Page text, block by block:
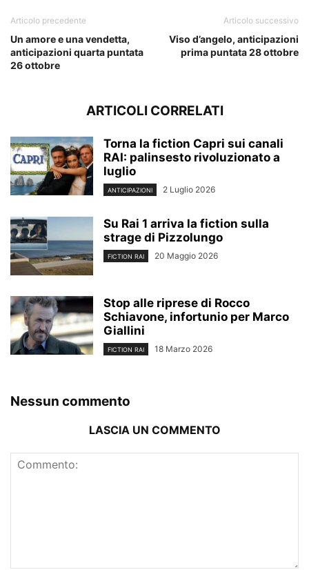
Articolo precedente
Un amore e una vendetta,
anticipazioni quarta puntata
26 ottobre
Articolo successivo
Viso d’angelo, anticipazioni
prima puntata 28 ottobre
ARTICOLI CORRELATI
Torna la fiction Capri sui canali
RAI: palinsesto rivoluzionato a
luglio
ANTICIPAZIONI 2 Luglio 2026
Su Rai 1 arriva la fiction sulla
strage di Pizzolungo
FICTION RAI 20 Maggio 2026
Stop alle riprese di Rocco
Schiavone, infortunio per Marco
Giallini
FICTION RAI 18 Marzo 2026
Nessun commento
LASCIA UN COMMENTO